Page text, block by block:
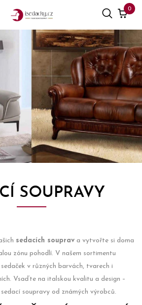
0
SOUPRAVY
sedacích souprav a vytvořte si doma
zónu pohodlí. V našem sortimentu
v různých barvách, tvarech i
Vsaďte na italskou kvalitu a design –
soupravy od známých výrobců.